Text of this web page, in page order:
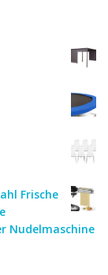
Frische
Nudelmaschine